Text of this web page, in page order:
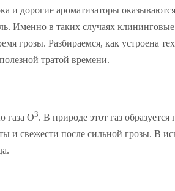
дорогие ароматизаторы
Именно в таких случаях
грозы. Разбираемся, как устроена
тратой времени.
газа O3. В природе этот газ образуется
и свежести после сильной грозы. В